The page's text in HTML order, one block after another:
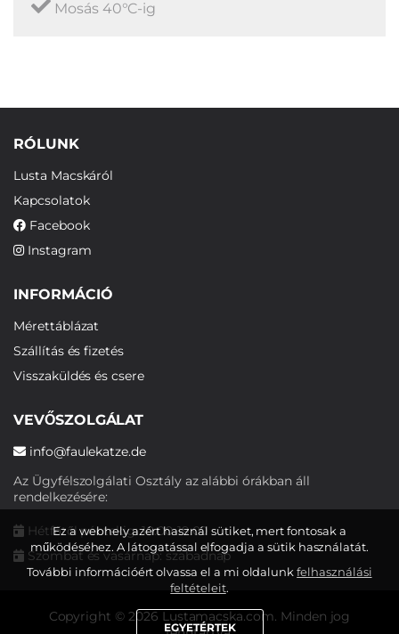
Mosás 40°C-ig
RÓLUNK
Lusta Macskáról
Kapcsolatok
Facebook
Instagram
INFORMÁCIÓ
Mérettáblázat
Szállítás és fizetés
Visszaküldés és csere
VEVŐSZOLGÁLAT
info@faulekatze.de
Az Ügyfélszolgálati Osztály az alábbi órákban áll
rendelkezésére:
Hétfőtől péntekig: 10:00-19:00
Szombat és vasárnap: szabadnap
Copyright © 2026 Lustamacska.com. Minden jog
Ez a webhely azért használ sütiket, mert fontosak a
működéséhez. A látogatással elfogadja a sütik használatát.
További információért olvassa el a mi oldalunkfelhasználási
feltételeit.
EGYETÉRTEK